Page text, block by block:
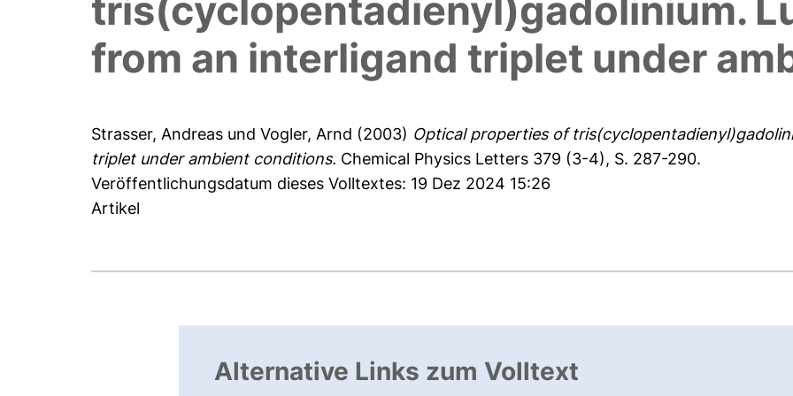
tris(cyclopentadienyl)gadolinium.
from an interligand triplet under
Strasser, Andreas undVogler, Arnd (2003) Optical properties of
triplet under ambient conditions. Chemical Physics Letters 379 (3-4), S. 287-290.
Veröffentlichungsdatum dieses Volltextes: 19 Dez 2024 15:26
Artikel
Alternative Links zum Volltext